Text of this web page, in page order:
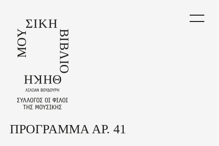
main
content
Back
ΠΡΟΓΡΑΜΜΑ ΑΡ. 41